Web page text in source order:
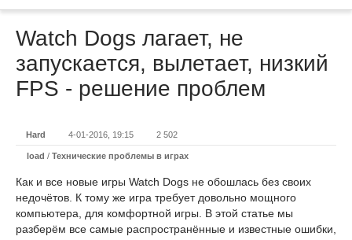
Watch Dogs лагает, не
запускается, вылетает, низкий
FPS - решение проблем
Hard 4-01-2016, 19:15 2 502
load / Технические проблемы в играх
Как и все новые игры Watch Dogs не обошлась без своих
недочётов. К тому же игра требует довольно мощного
компьютера, для комфортной игры. В этой статье мы
разберём все самые распространённые и известные ошибки,